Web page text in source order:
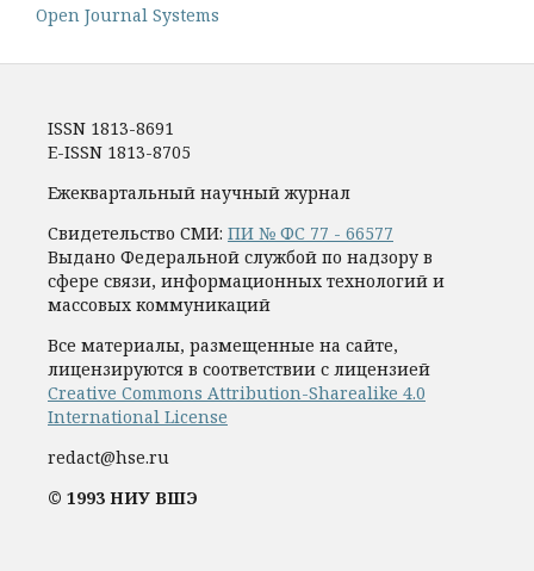
Open Journal Systems
ISSN 1813-8691
E-ISSN 1813-8705
Ежеквартальный научный журнал
Свидетельство СМИ: ПИ № ФС 77 - 66577
Выдано Федеральной службой по надзору в
сфере связи, информационных технологий и
массовых коммуникаций
Все материалы, размещенные на сайте,
лицензируются в соответствии с лицензией
Creative Commons Attribution-Sharealike 4.0
International License
redact@hse.ru
© 1993 НИУ ВШЭ